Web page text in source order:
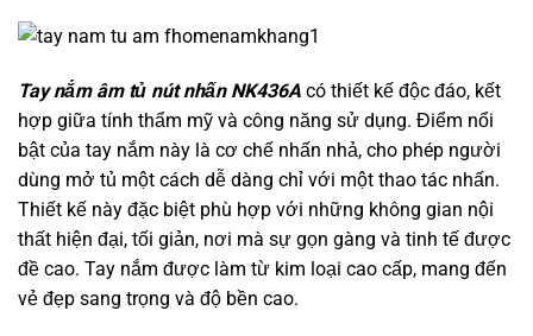
Tay nắm âm tủ nút nhấn NK436A có thiết kế độc đáo, kết
hợp giữa tính thẩm mỹ và công năng sử dụng. Điểm nổi
bật của tay nắm này là cơ chế nhấn nhả, cho phép người
dùng mở tủ một cách dễ dàng chỉ với một thao tác nhấn.
Thiết kế này đặc biệt phù hợp với những không gian nội
thất hiện đại, tối giản, nơi mà sự gọn gàng và tinh tế được
đề cao. Tay nắm được làm từ kim loại cao cấp, mang đến
vẻ đẹp sang trọng và độ bền cao.